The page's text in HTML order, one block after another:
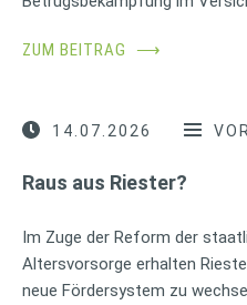
ZUM BEITRAG ⟶
14.07.2026
Raus aus Riester?
Im Zuge der Reform der
Altersvorsorge erhalten
neue Fördersystem zu